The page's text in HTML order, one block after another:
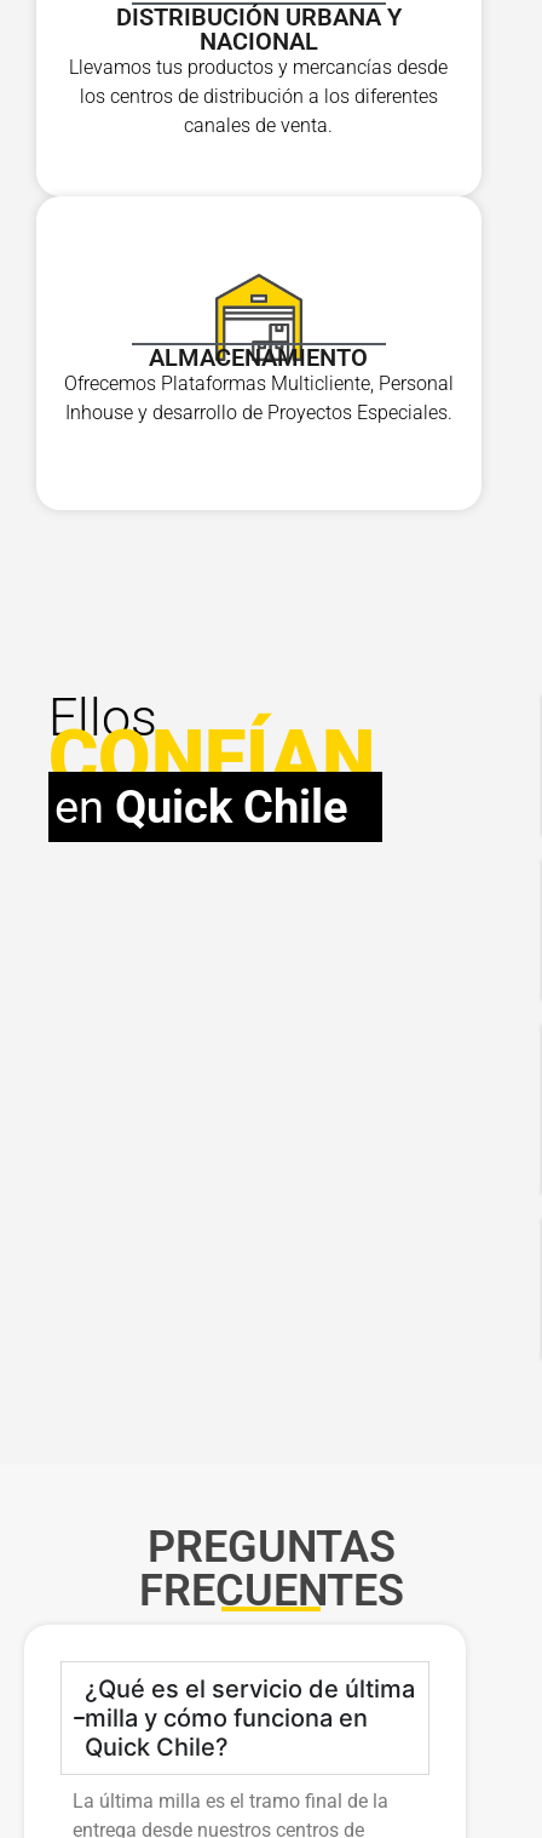
DISTRIBUCIÓN URBANA Y
NACIONAL
Llevamos tus productos y mercancías desde
los centros de distribución a los diferentes
canales de venta.
ALMACENAMIENTO
Ofrecemos Plataformas Multicliente, Personal
Inhouse y desarrollo de Proyectos Especiales.
Ellos
CONFÍAN
en Quick Chile
PREGUNTAS
FRECUENTES
¿Qué es el servicio de última
milla y cómo funciona en
Quick Chile?
La última milla es el tramo final de la
entrega desde nuestros centros de